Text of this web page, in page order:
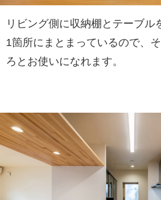
リビング側に収納棚とテーブル
1箇所にまとまっているので、
ろとお使いになれます。